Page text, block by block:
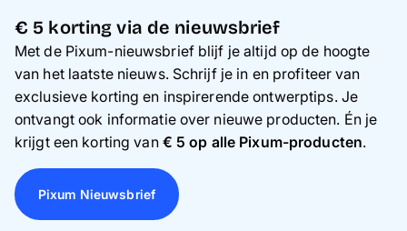
€ 5 korting via de nieuwsbrief
Met de Pixum-nieuwsbrief blijf je altijd op de hoogte
van het laatste nieuws. Schrijf je in en profiteer van
exclusieve korting en inspirerende ontwerptips. Je
ontvangt ook informatie over nieuwe producten. Én je
krijgt een korting van € 5 op alle Pixum-producten.
Pixum Nieuwsbrief